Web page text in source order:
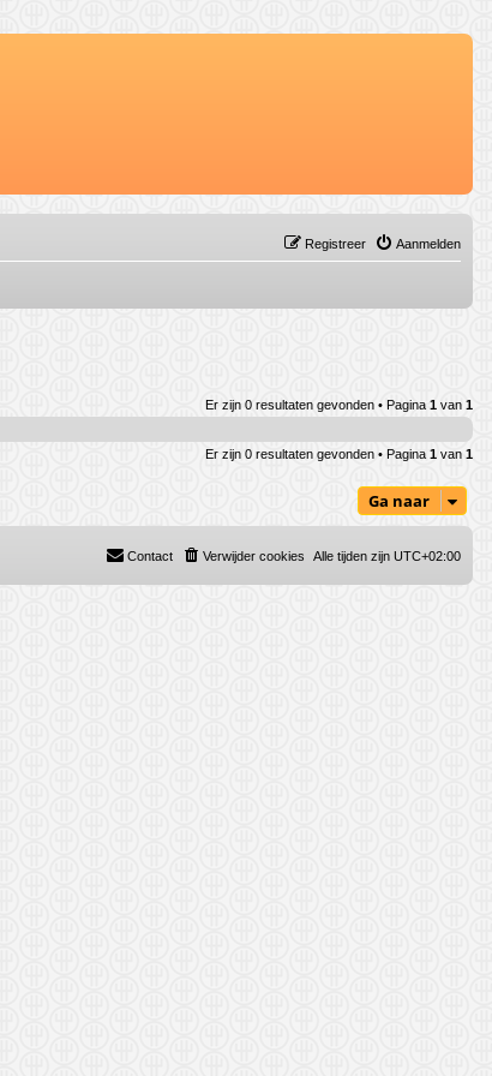
Aanmelden
Registreer
Er zijn 0 resultaten gevonden • Pagina 1 van 1
Er zijn 0 resultaten gevonden • Pagina 1 van 1
Ga naar
Alle tijden zijn UTC+02:00
Verwijder cookies
Contact